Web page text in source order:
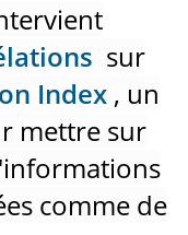
sur
Index , un
mettre sur
comme de